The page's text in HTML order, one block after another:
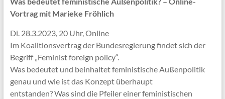
Vortrag mit Marieke Fröhlich
Di. 28.3.2023, 20 Uhr, Online
Im Koalitionsvertrag der Bundesregierung findet sich der
Begriff „Feminist foreign policy“.
Was bedeutet und beinhaltet feministische Außenpolitik
genau und wie ist das Konzept überhaupt
entstanden? Was sind die Pfeiler einer feministischen